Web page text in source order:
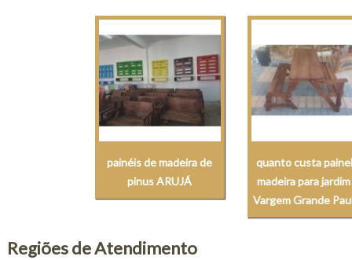
painéis de madeira de
pinus ARUJÁ
quanto custa
madeira para
Vargem Grande
Regiões de Atendimento